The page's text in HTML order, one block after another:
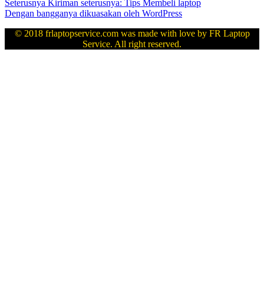
Seterusnya Kiriman seterusnya: Tips Membeli laptop
Dengan bangganya dikuasakan oleh WordPress
© 2018 frlaptopservice.com was made with love by FR Laptop
Service. All right reserved.